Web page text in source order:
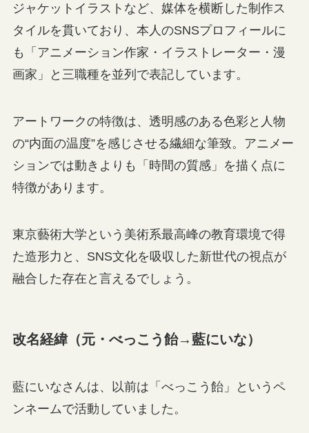
ジャケットイラストなど、媒体を横断した制作ス
タイルを貫いており、本人のSNSプロフィールに
も「アニメーション作家・イラストレーター・漫
画家」と三職種を並列で表記しています。
アートワークの特徴は、透明感のある色彩と人物
の“内面の温度”を感じさせる繊細な筆致。アニメー
ションでは動きよりも「時間の質感」を描く点に
特徴があります。
東京藝術大学という美術系最高峰の教育環境で得
た造形力と、SNS文化を吸収した新世代の視点が
融合した存在と言えるでしょう。
改名経緯（元・べっこう飴→藍にいな）
藍にいなさんは、以前は「べっこう飴」というペ
ンネームで活動していました。